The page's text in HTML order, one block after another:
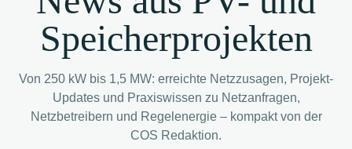
Speicherprojekten
Von 250 kW bis 1,5 MW: erreichte Netzzusagen, Projekt-
Updates und Praxiswissen zu Netzanfragen,
Netzbetreibern und Regelenergie – kompakt von der
COS Redaktion.